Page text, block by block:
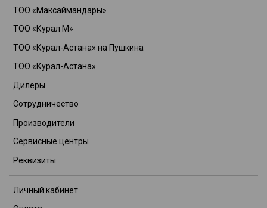
ТОО «Максаймандары»
ТОО «Курал М»
ТОО «Курал-Астана» на Пушкина
ТОО «Курал-Астана»
Дилеры
Сотрудничество
Производители
Сервисные центры
Реквизиты
Личный кабинет